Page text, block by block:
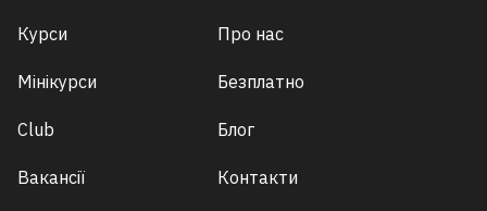
Курси
Мінікурси
Club
Вакансії
Про нас
Безплатно
Блог
Контакти